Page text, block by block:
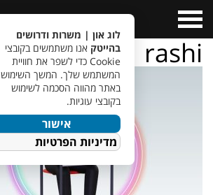
Menu
rashi
לוג און | משרות ודרושים
בהייטק אנו משתמשים בקובצי
Cookie כדי לשפר את חוויית
המשתמש שלך. המשך השימוש
באתר מהווה הסכמה לשימוש
בקובצי עוגיות.
אישור
מדיניות הפרטיות